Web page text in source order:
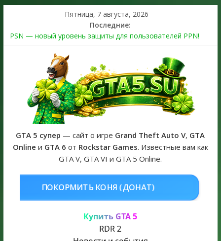
Пятница, 7 августа, 2026
Последние:
PSN — новый уровень защиты для пользователей PPN!
The Kortz Center Heist выйдет в GTA Online уже 14 июля
Регистрация в Rockstar Games Social Club ошибка #1.500.7:
как зарегистрировать аккаунт и войти без проблем в 2026
Получайте особые награды в GTA Online по программе
Fine Art Collector
GTA 6 официальная обложка игры и Предзаказ Grand Theft
Auto VI
GTA 5 супер — сайт о игре Grand Theft Auto V, GTA
Online и GTA 6 от Rockstar Games. Известные вам как
GTA V, GTA VI и GTA 5 Online.
(ДОНАТ) КУПИТЬ GTA 5
Купить GTA 5
RDR 2